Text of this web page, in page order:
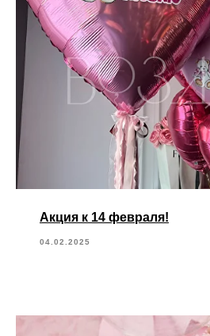
Акция к 14 февраля!
04.02.2025